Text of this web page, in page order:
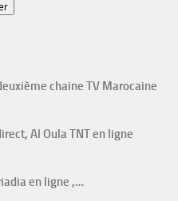
chaine TV Marocaine
Al Oula TNT en ligne
en ligne ,…